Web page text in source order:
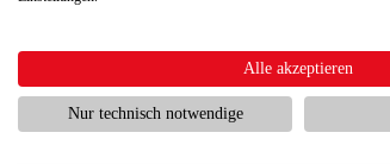
Scharfschützengewehr ab 18
Softair Pistolen
Softair Pistolen elektrisch ab 14
Softair Pistolen Federdruck ab 14
Softair Pistolen HPA Luftdruck ab 18
Alle akzeptieren
Nur technisch notwendige